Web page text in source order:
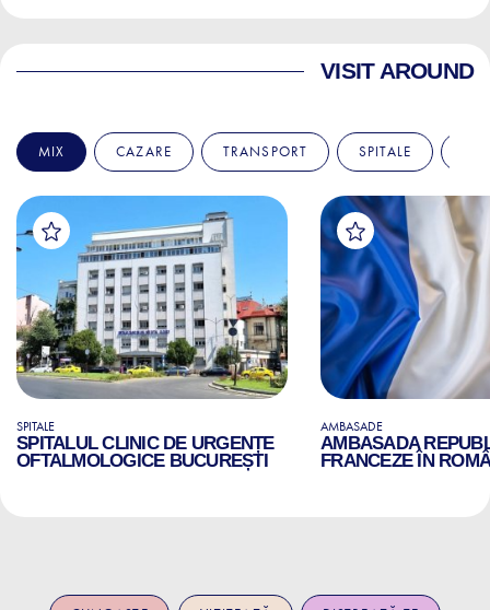
VISIT AROUND
MIX CAZARE TRANSPORT SPITALE
SPITALE
SPITALUL CLINIC DE URGENȚE
OFTALMOLOGICE BUCUREȘTI
AMBASADE
AMBASADA
FRANCEZE ÎN